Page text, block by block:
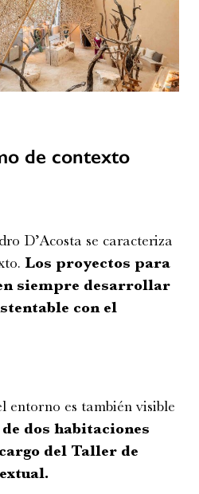
de contexto
D’Acosta se caracteriza
Los proyectos para
siempre desarrollar
con el
entorno es también visible
dos habitaciones
del Taller de